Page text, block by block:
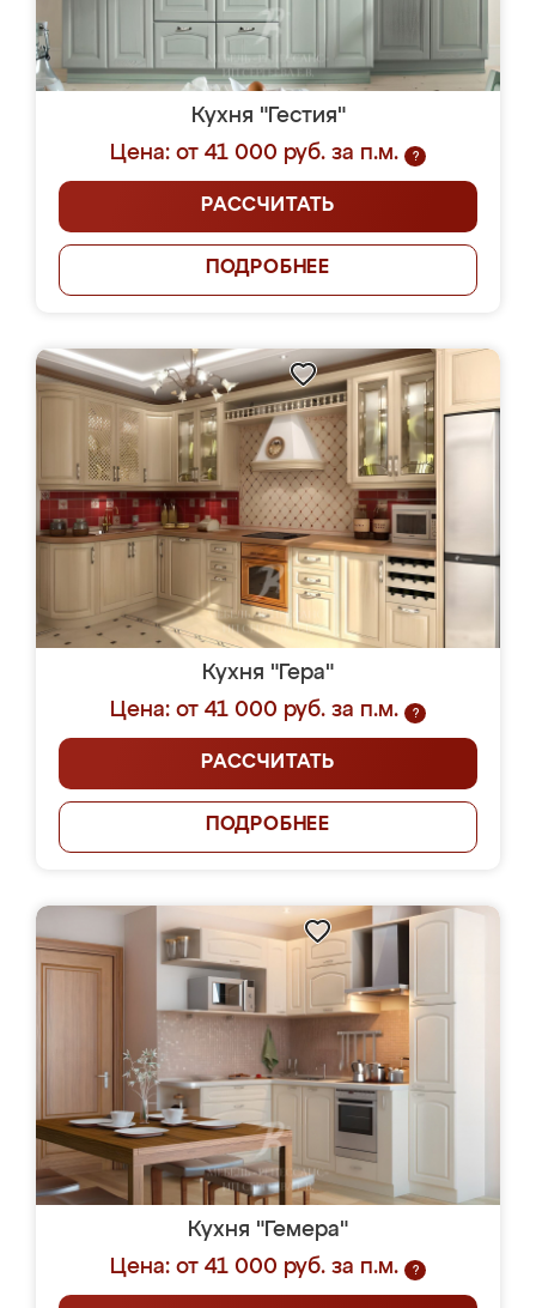
Кухня "Гестия"
Цена: от 41 000 руб. за п.м.
?
РАССЧИТАТЬ
ПОДРОБНЕЕ
Кухня "Гера"
Цена: от 41 000 руб. за п.м.
?
РАССЧИТАТЬ
ПОДРОБНЕЕ
Кухня "Гемера"
Цена: от 41 000 руб. за п.м.
?